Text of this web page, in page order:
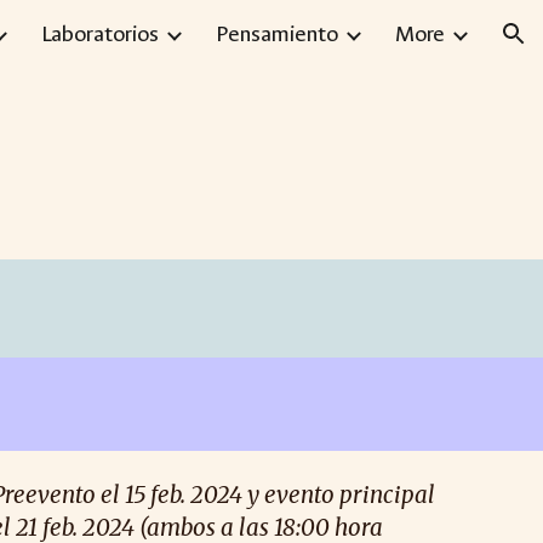
Laboratorios Pensamiento More
el 15 feb. 2024 y evento principal
21 feb. 2024 (ambos a las 18:00 hora